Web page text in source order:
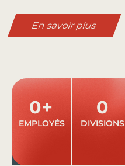
En savoir plus
EMPLOYÉS
0+
DIVISIONS
0